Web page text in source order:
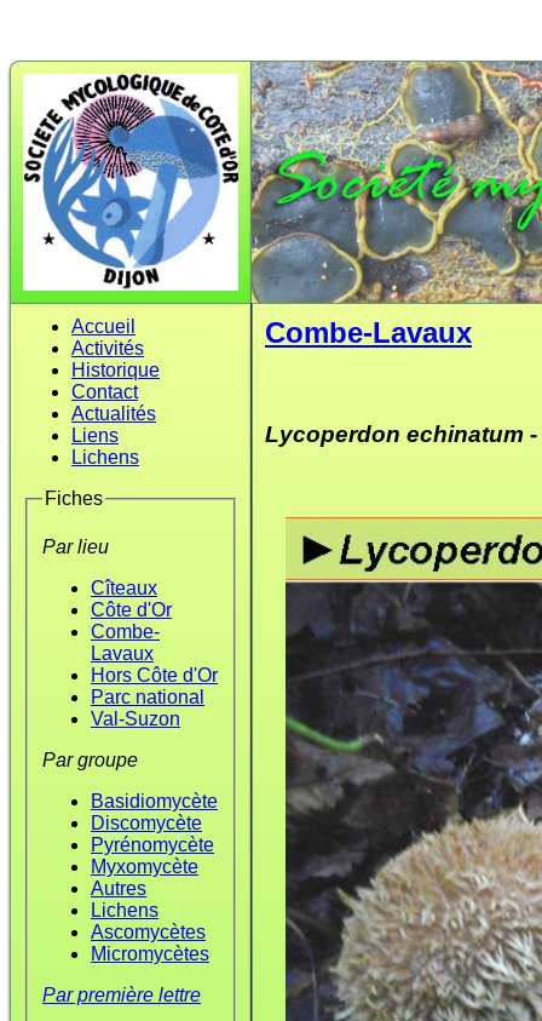
Accueil
Activités
Historique
Contact
Actualités
Liens
Lichens
Fiches
Par lieu
Cîteaux
Côte d'Or
Combe-
Lavaux
Hors Côte d'Or
Parc national
Val-Suzon
Par groupe
Basidiomycète
Discomycète
Pyrénomycète
Myxomycète
Autres
Lichens
Ascomycètes
Micromycètes
Par première lettre
Combe-Lavaux
Lycoperdon echinatum